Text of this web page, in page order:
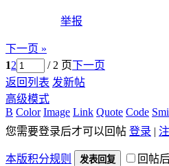
举报
下一页 »
12 / 2 页下一页
返回列表 发新帖
高级模式
B Color Image Link Quote Code
您需要登录后才可以回帖 登录 |
本版积分规则 发表回复 回帖